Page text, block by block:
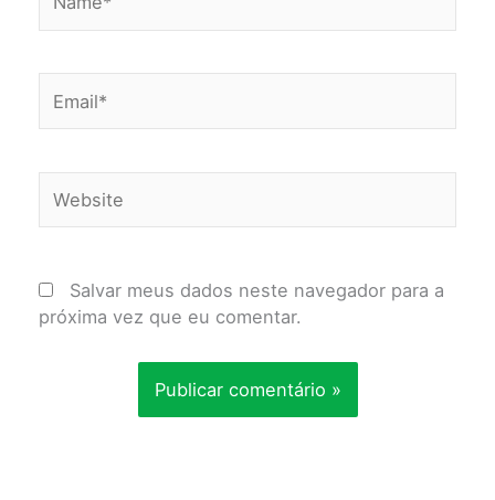
Salvar meus dados neste navegador para a
próxima vez que eu comentar.